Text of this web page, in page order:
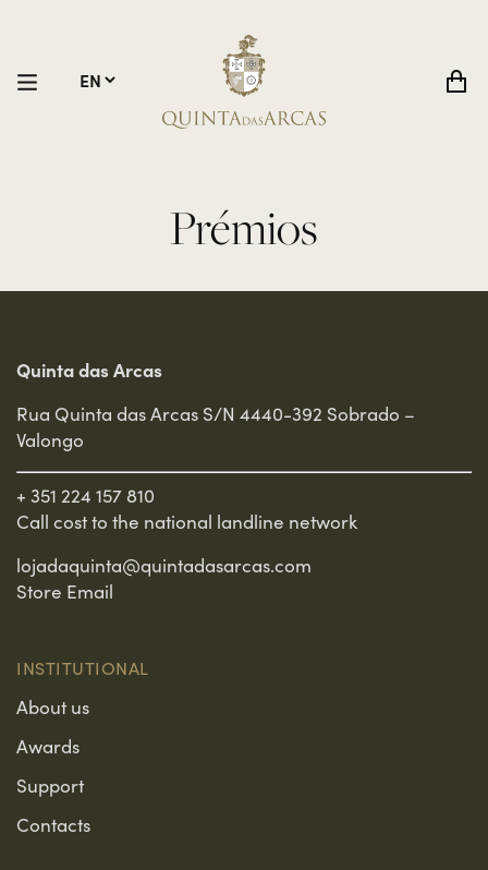
Prémios
Quinta das Arcas
Rua Quinta das Arcas S/N 4440-392 Sobrado –
Valongo
+ 351 224 157 810
Call cost to the national landline network
lojadaquinta@quintadasarcas.com
Store Email
INSTITUTIONAL
About us
Awards
Support
Contacts